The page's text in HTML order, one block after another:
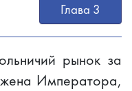
Глава 3
рынок за
Императора,